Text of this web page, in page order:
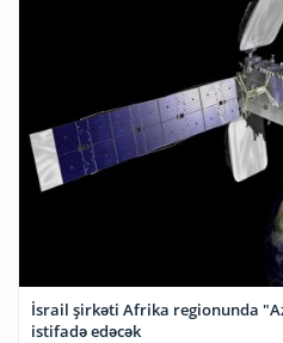
İsrail şirkəti Afrika regionunda
istifadə edəcək